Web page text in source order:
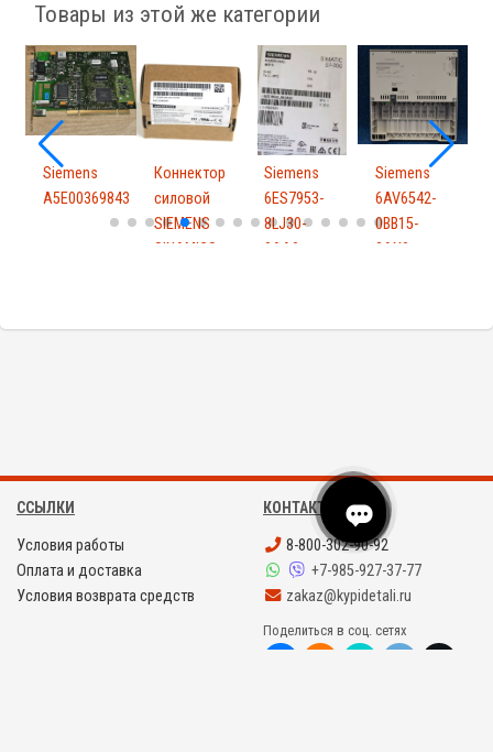
Товары из этой же категории
Siemens
A5E00369843
Коннектор
силовой
SIEMENS
SINAMICS
Siemens
6ES7953-
8LJ30-
0AA0
Siemens
6AV6542-
0BB15-
2AX0
ССЫЛКИ
Условия работы
Оплата и доставка
Условия возврата средств
КОНТАКТЫ
8-800-302-90-92
+7-985-927-37-77
zakaz@kypidetali.ru
Поделиться в соц. сетях